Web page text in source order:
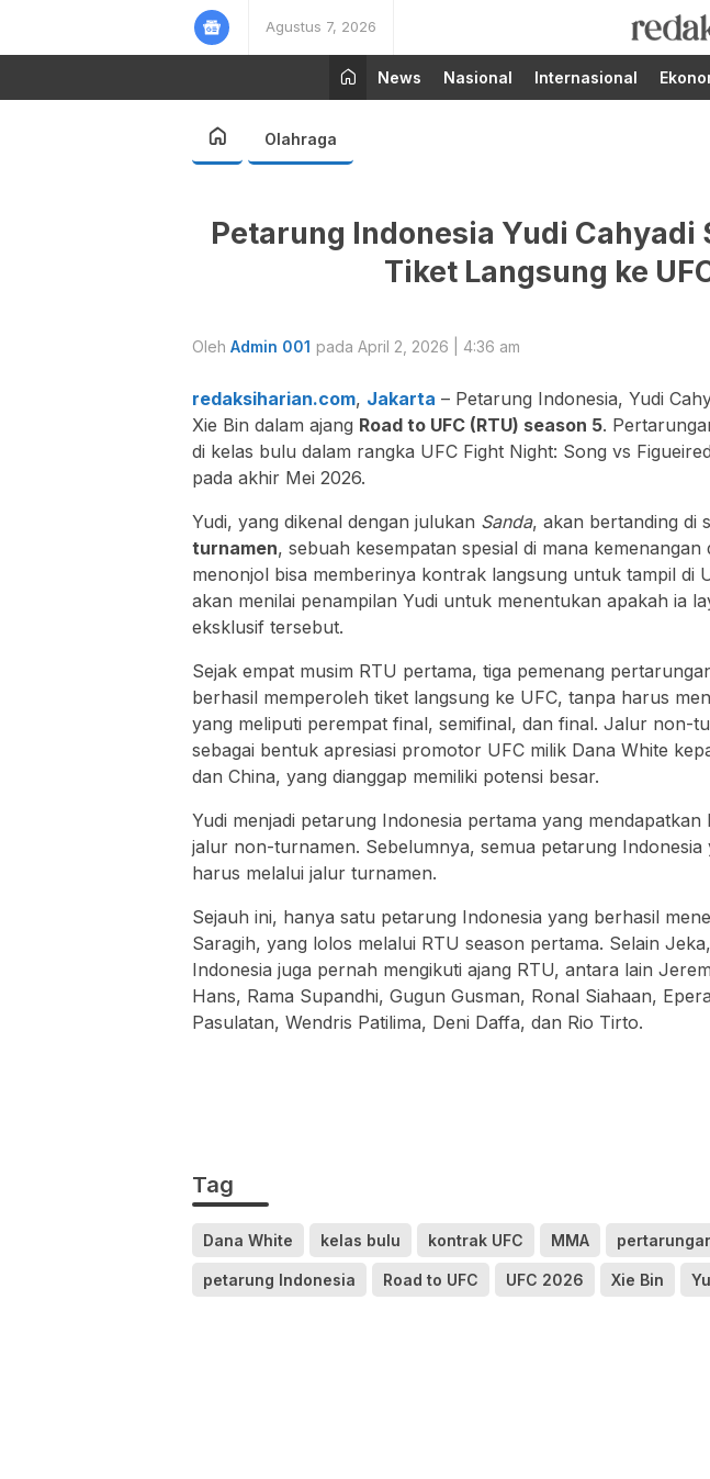
Agustus 7, 2026
Berita
Redaksi
News
Nasional Internasional
Olahraga
Petarung Indonesia Yudi Cahyadi
Tiket Langsung ke
Oleh Admin 001 pada April 2, 2026 | 4:36 am
redaksiharian.com, Jakarta – Petarung Indonesia, Yudi
Xie Bin dalam ajang Road to UFC (RTU) season 5.
di kelas bulu dalam rangka UFC Fight Night: Song vs
pada akhir Mei 2026.
Yudi, yang dikenal dengan julukan Sanda, akan bertanding di
turnamen, sebuah kesempatan spesial di mana
menonjol bisa memberinya kontrak langsung untuk tampil di
akan menilai penampilan Yudi untuk menentukan apakah ia
eksklusif tersebut.
Sejak empat musim RTU pertama, tiga pemenang
berhasil memperoleh tiket langsung ke UFC, tanpa harus
yang meliputi perempat final, semifinal, dan final. Jalur non-
sebagai bentuk apresiasi promotor UFC milik Dana White
dan China, yang dianggap memiliki potensi besar.
Yudi menjadi petarung Indonesia pertama yang mendapatkan
jalur non-turnamen. Sebelumnya, semua petarung Indonesia
harus melalui jalur turnamen.
Sejauh ini, hanya satu petarung Indonesia yang berhasil
Saragih, yang lolos melalui RTU season pertama. Selain
Indonesia juga pernah mengikuti ajang RTU, antara lain
Hans, Rama Supandhi, Gugun Gusman, Ronal Siahaan,
Pasulatan, Wendris Patilima, Deni Daffa, dan Rio Tirto.
Tag
Dana White kelas bulu kontrak UFC MMA
petarung Indonesia Road to UFC UFC 2026 Xie Bin